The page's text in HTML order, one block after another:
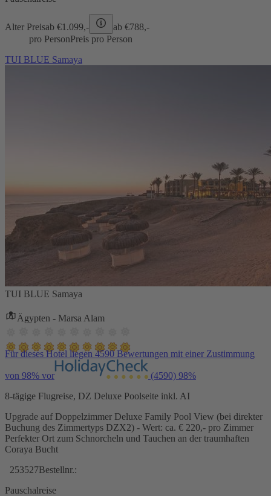
Alter Preisab €1.099,- ab €788,-
pro PersonPreis pro Person
TUI BLUE Samaya
TUI BLUE Samaya
Ägypten - Marsa Alam
Für dieses Hotel liegen 4590 Bewertungen mit einer Zustimmung
von 98% vor (4590) 98%
8-tägige Flugreise, DZ Deluxe Poolseite inkl. AI
Upgrade auf Doppelzimmer Deluxe Family Pool View (bei direkter
Buchung des Zimmertyps DZX2) - Wert: ca. € 220,- pro Zimmer
Perfekter Ort zum Schnorcheln und Tauchen an der traumhaften
Coraya Bucht
253527Bestellnr.:
Pauschalreise